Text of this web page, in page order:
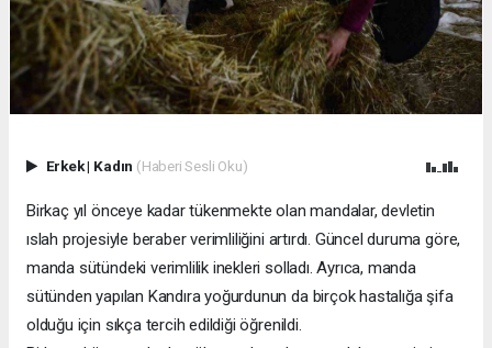
Erkek| Kadın (Haberi Sesli Oku)
Birkaç yıl önceye kadar tükenmekte olan mandalar, devletin
ıslah projesiyle beraber verimliliğini artırdı. Güncel duruma göre,
manda sütündeki verimlilik inekleri solladı. Ayrıca, manda
sütünden yapılan Kandıra yoğurdunun da birçok hastalığa şifa
olduğu için sıkça tercih edildiği öğrenildi.